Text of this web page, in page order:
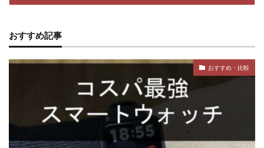
おすすめ記事
おすすめ・比較